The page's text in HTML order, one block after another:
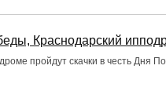
Краснодарский
пройдут скачки в честь Дня